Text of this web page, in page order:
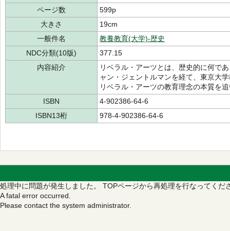
ページ数
599p
大きさ
19cm
一般件名
教養教育(大学)-歴史
NDC分類(10版)
377.15
内容紹介
リベラル・アーツとは、歴史的に何で
ャン・ジェントルマンを経て、東京大
リベラル・アーツの教育理念の本質を
ISBN
4-902386-64-6
ISBN13桁
978-4-902386-64-6
処理中に問題が発生しました。 TOPページから再処理を行なってくだ
A fatal error occurred.
Please contact the system administrator.